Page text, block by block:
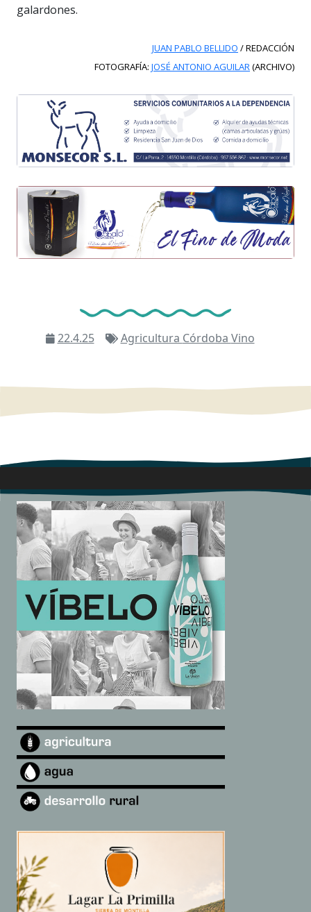
galardones.
JUAN PABLO BELLIDO / REDACCIÓN
FOTOGRAFÍA: JOSÉ ANTONIO AGUILAR(ARCHIVO)
22.4.25 Agricultura Córdoba Vino